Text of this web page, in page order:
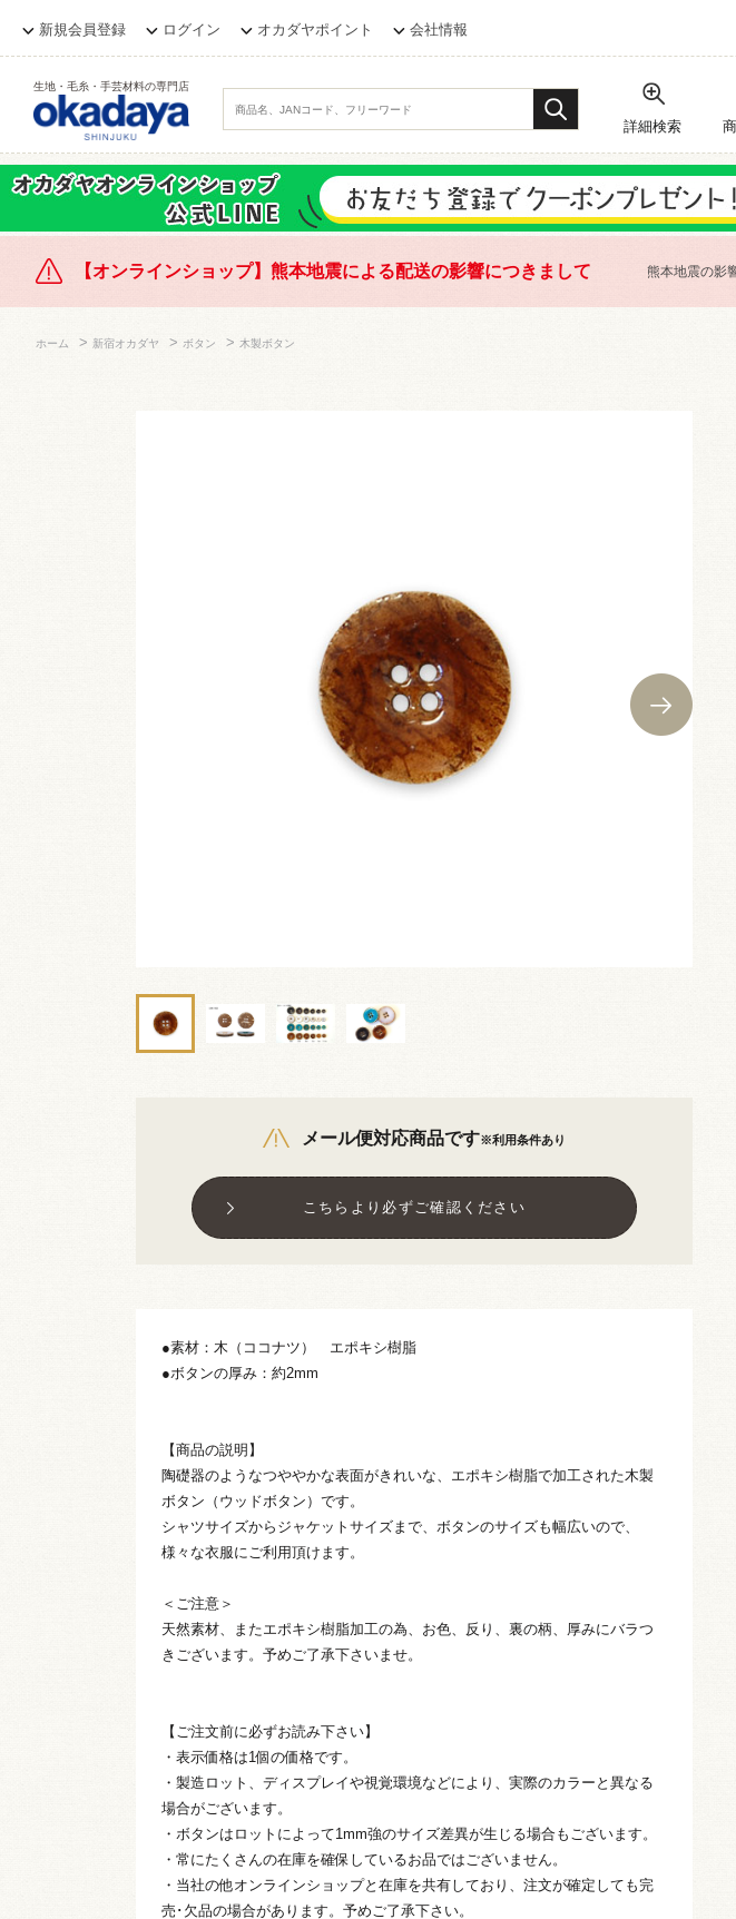
新規会員登録 ログイン オカダヤポイント 会社情報
生地・毛糸・手芸材料の専門店
詳細検索
【オンラインショップ】熊本地震による配送の影響につきまして 熊本地震の影
ホーム > 新宿オカダヤ > ボタン > 木製ボタン
メール便対応商品です※利用条件あり
こちらより必ずご確認ください
●素材：木（ココナツ） エポキシ樹脂
●ボタンの厚み：約2mm
【商品の説明】
陶礎器のようなつややかな表面がきれいな、エポキシ樹脂で加工された木製
ボタン（ウッドボタン）です。
シャツサイズからジャケットサイズまで、ボタンのサイズも幅広いので、
様々な衣服にご利用頂けます。
＜ご注意＞
天然素材、またエポキシ樹脂加工の為、お色、反り、裏の柄、厚みにバラつ
きございます。予めご了承下さいませ。
【ご注文前に必ずお読み下さい】
・表示価格は1個の価格です。
・製造ロット、ディスプレイや視覚環境などにより、実際のカラーと異なる
場合がございます。
・ボタンはロットによって1mm強のサイズ差異が生じる場合もございます。
・常にたくさんの在庫を確保しているお品ではございません。
・当社の他オンラインショップと在庫を共有しており、注文が確定しても完
売･欠品の場合があります。予めご了承下さい。